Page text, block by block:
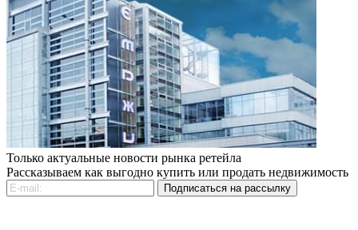
Только актуальные новости рынка ретейла
Рассказываем как выгодно купить или продать недвижимость